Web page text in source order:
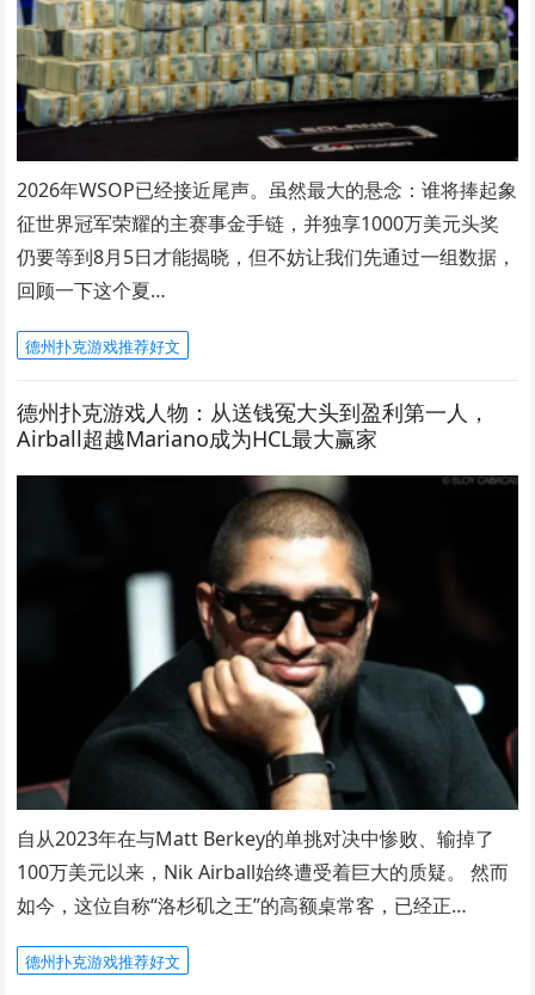
2026年WSOP已经接近尾声。虽然最大的悬念：谁将捧起象
征世界冠军荣耀的主赛事金手链，并独享1000万美元头奖
仍要等到8月5日才能揭晓，但不妨让我们先通过一组数据，
回顾一下这个夏…
德州扑克游戏推荐好文
德州扑克游戏人物：从送钱冤大头到盈利第一人，
Airball超越Mariano成为HCL最大赢家
自从2023年在与Matt Berkey的单挑对决中惨败、输掉了
100万美元以来，Nik Airball始终遭受着巨大的质疑。 然而
如今，这位自称“洛杉矶之王”的高额桌常客，已经正…
德州扑克游戏推荐好文